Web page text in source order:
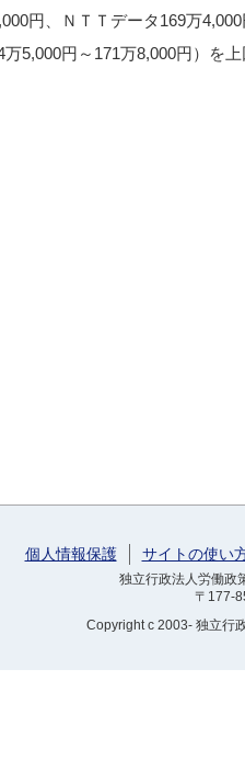
円、ＮＴＴデータ169万
5,000円～171万8,000円）を
個人情報保護 サイトの使い
独立行政法人労働
〒177-
Copyrightc 2003- 独立行